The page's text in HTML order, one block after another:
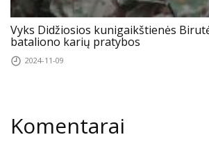
Vyks Didžiosios kunigaikštienės
bataliono karių pratybos
2024-11-09
Komentarai